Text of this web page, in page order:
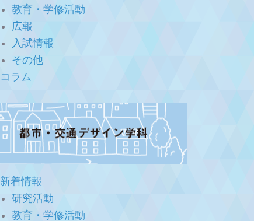
教育・学修活動
広報
入試情報
その他
コラム
新着情報
研究活動
教育・学修活動